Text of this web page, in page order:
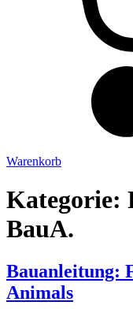
Warenkorb
Kategorie:
BauA.
Bauanleitung:
Animals